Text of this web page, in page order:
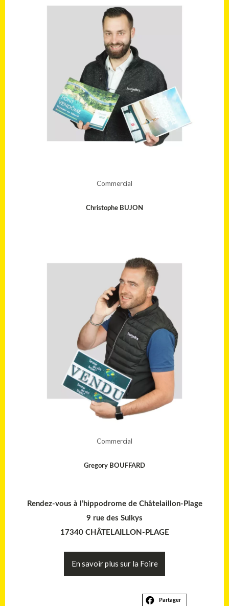
Commercial
Christophe BUJON
Commercial
Gregory BOUFFARD
Rendez-vous à l’hippodrome de Châtelaillon-Plage
9 rue des Sulkys
17340 CHÂTELAILLON-PLAGE
En savoir plus sur la Foire
Partager